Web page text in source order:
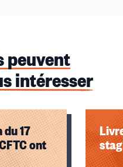
peuvent
intéresser
17
ont